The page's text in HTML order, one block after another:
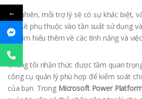
Tất nhiên, mỗi trợ lý sẽ có sự khác biệt,
thụ sẽ phụ thuộc vào tần suất sử dụng
thể tìm hiểu thêm về các tính năng và
Chúng tôi nhận thức được tầm quan
công cụ quản lý phù hợp để kiểm soát
của bạn. Trong Microsoft Power
←